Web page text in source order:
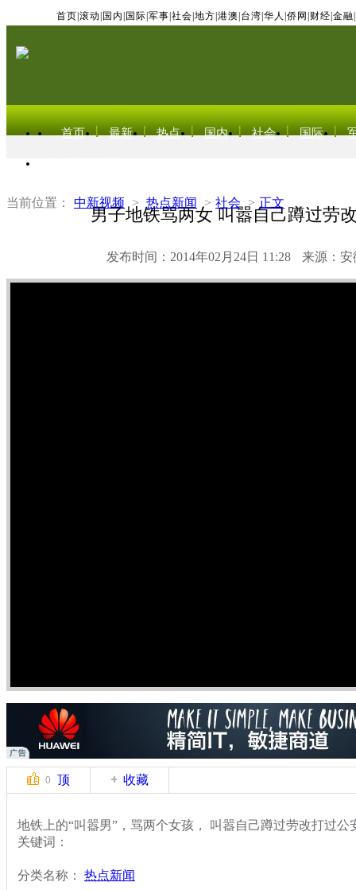
首页 滚动 国内 国际 军事 社会 地方 港澳 台湾 华人 侨网 财经 金融
首页 最新 热点 国内 社会 国际
当前位置： 中新视频 > 热点新闻 > 社会 > 正文
男子地铁骂两女 叫嚣自己蹲过劳
发布时间：2014年02月24日 11:28 来源：安
0 顶 收藏
地铁上的“叫嚣男”，骂两个女孩， 叫嚣自己蹲过劳改打过
关键词：
分类名称： 热点新闻